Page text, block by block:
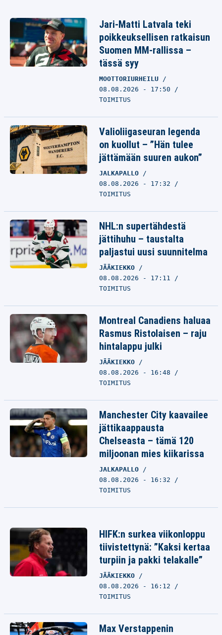
Jari-Matti Latvala teki
poikkeuksellisen ratkaisun
Suomen MM-rallissa –
tässä syy
MOOTTORIURHEILU
08.08.2026 - 17:50
TOIMITUS
Valioliigaseuran legenda
on kuollut – ”Hän tulee
jättämään suuren aukon”
JALKAPALLO
08.08.2026 - 17:32
TOIMITUS
NHL:n supertähdestä
jättihuhu – taustalta
paljastui uusi suunnitelma
JÄÄKIEKKO
08.08.2026 - 17:11
TOIMITUS
Montreal Canadiens haluaa
Rasmus Ristolaisen – raju
hintalappu julki
JÄÄKIEKKO
08.08.2026 - 16:48
TOIMITUS
Manchester City kaavailee
jättikaappausta
Chelseasta – tämä 120
miljoonan mies kiikarissa
JALKAPALLO
08.08.2026 - 16:32
TOIMITUS
HIFK:n surkea viikonloppu
tiivistettynä: ”Kaksi kertaa
turpiin ja pakki telakalle”
JÄÄKIEKKO
08.08.2026 - 16:12
TOIMITUS
Max Verstappenin